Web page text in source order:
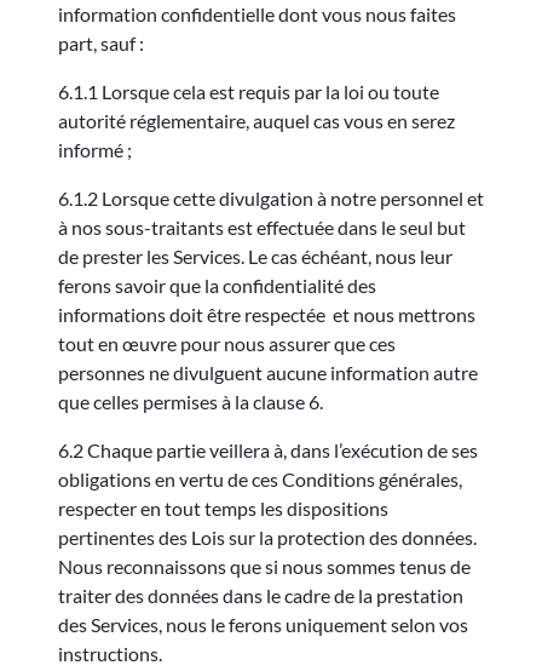
information confidentielle dont vous nous faites
part, sauf :
6.1.1 Lorsque cela est requis par la loi ou toute
autorité réglementaire, auquel cas vous en serez
informé ;
6.1.2 Lorsque cette divulgation à notre personnel et
à nos sous-traitants est effectuée dans le seul but
de prester les Services. Le cas échéant, nous leur
ferons savoir que la confidentialité des
informations doit être respectée et nous mettrons
tout en œuvre pour nous assurer que ces
personnes ne divulguent aucune information autre
que celles permises à la clause 6.
6.2 Chaque partie veillera à, dans l’exécution de ses
obligations en vertu de ces Conditions générales,
respecter en tout temps les dispositions
pertinentes des Lois sur la protection des données.
Nous reconnaissons que si nous sommes tenus de
traiter des données dans le cadre de la prestation
des Services, nous le ferons uniquement selon vos
instructions.